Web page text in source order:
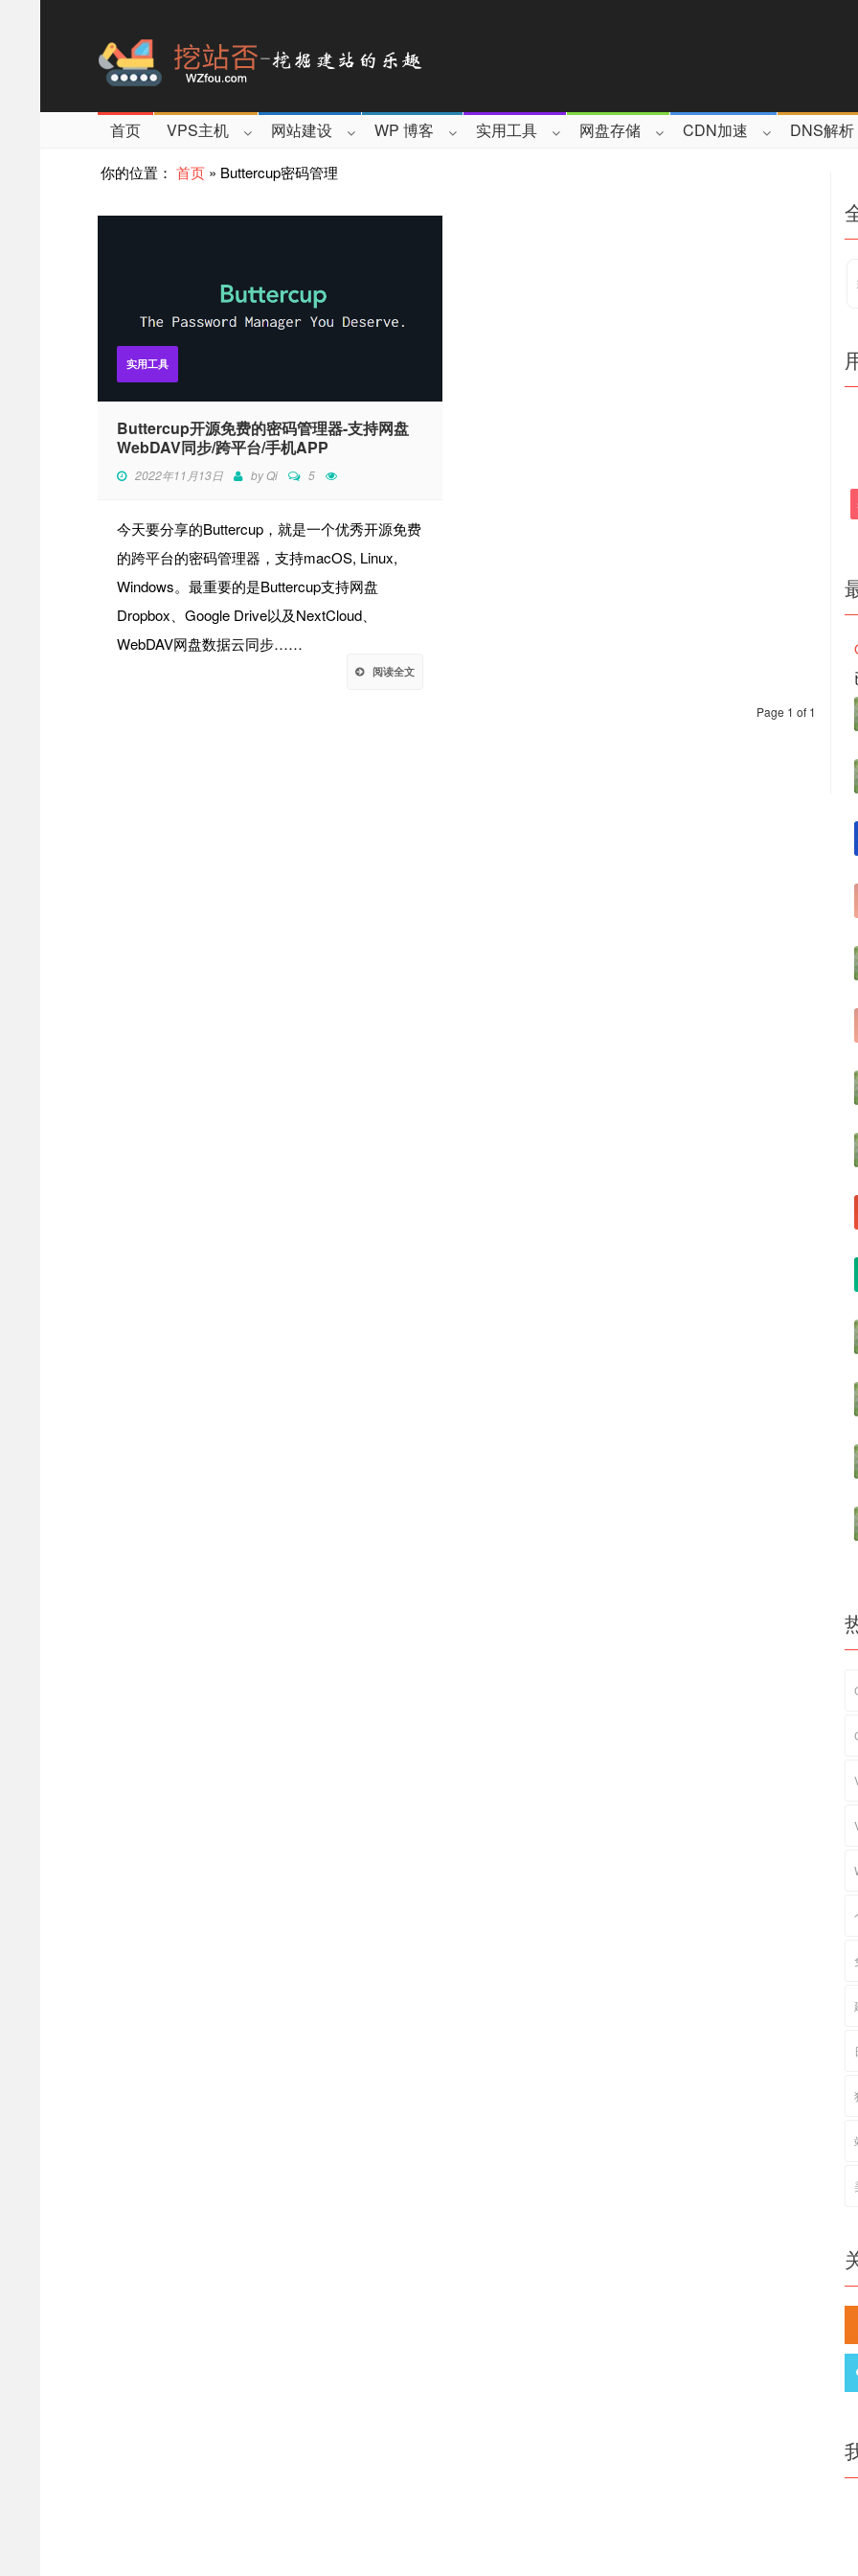
首页 VPS主机 网站建设 WP 博客 实用工具 网盘存储 CDN加速 DNS解析
你的位置： 首页 » Buttercup密码管理
实用工具
Buttercup开源免费的密码管理器-支持网盘
WebDAV同步/跨平台/手机APP
2022年11月13日 byQi 5
今天要分享的Buttercup，就是一个优秀开源免费
的跨平台的密码管理器，支持macOS, Linux,
Windows。最重要的是Buttercup支持网盘
Dropbox、Google Drive以及NextCloud、
WebDAV网盘数据云同步……
阅读全文
Page 1 of 1